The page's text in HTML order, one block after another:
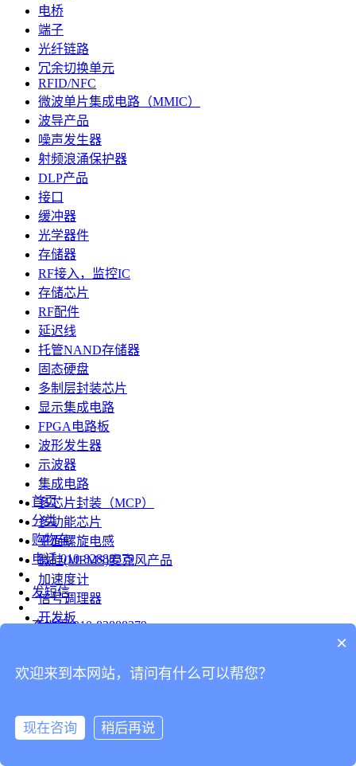
电桥
端子
光纤链路
冗余切换单元
RFID/NFC
微波单片集成电路（MMIC）
波导产品
噪声发生器
射频浪涌保护器
DLP产品
接口
缓冲器
光学器件
存储器
RF接入，监控IC
存储芯片
RF配件
延迟线
托管NAND存储器
固态硬盘
多制层封装芯片
显示集成电路
FPGA电路板
波形发生器
示波器
集成电路
多芯片封装（MCP）
多功能芯片
平面螺旋电感
微硅(MEMS)麦克风产品
加速度计
信号调理器
开发板
台式仪表
连接器
首页
分类
购物车
电话 010-82888379
发短信
查地图 010-82888379
分享
×
欢迎来到本网站，请问有什么可以帮您？
现在咨询 稍后再说